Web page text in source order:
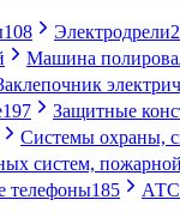
108 Электродрели
Машина
197 Защитные
Системы охраны,
систем,
телефоны185 АТС